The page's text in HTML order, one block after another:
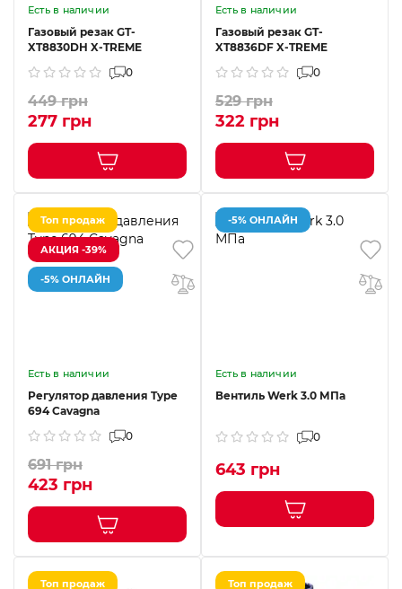
Есть в наличии
Газовый резак GT-
XT8830DH X-TREME
0
449 грн
277 грн
Есть в наличии
Газовый резак GT-
XT8836DF X-TREME
0
529 грн
322 грн
Топ продаж
АКЦИЯ -39%
-5% ОНЛАЙН
Есть в наличии
Регулятор давления Type
694 Cavagna
0
691 грн
423 грн
-5% ОНЛАЙН
Есть в наличии
Вентиль Werk 3.0 МПа
0
643 грн
Топ продаж Топ продаж